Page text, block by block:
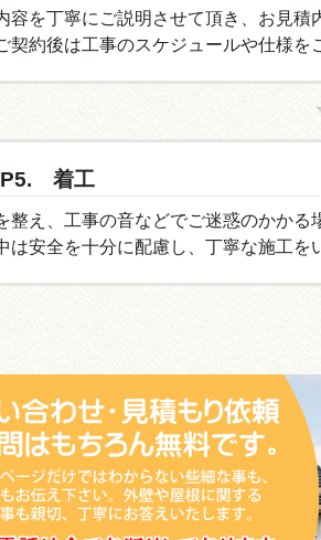
容を丁寧にご説明させて頂き、お見積
契約後は工事のスケジュールや仕様を
着工
整え、工事の音などでご迷惑のかかる
は安全を十分に配慮し、丁寧な施工を